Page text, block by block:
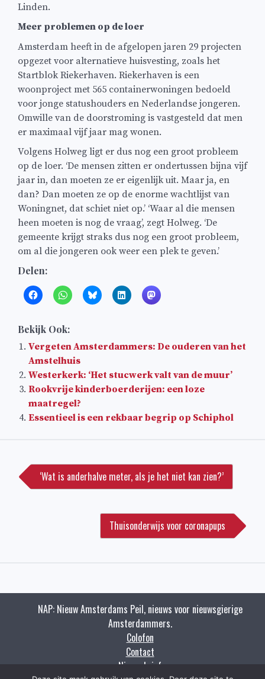
Linden.
Meer problemen op de loer
Amsterdam heeft in de afgelopen jaren 29 projecten
opgezet voor alternatieve huisvesting, zoals het
Startblok Riekerhaven. Riekerhaven is een
woonproject met 565 containerwoningen bedoeld
voor jonge statushouders en Nederlandse jongeren.
Omwille van de doorstroming is vastgesteld dat men
er maximaal vijf jaar mag wonen.
Volgens Holweg ligt er dus nog een groot probleem
op de loer. ‘De mensen zitten er ondertussen bijna vijf
jaar in, dan moeten ze er eigenlijk uit. Maar ja, en
dan? Dan moeten ze op de enorme wachtlijst van
Woningnet, dat schiet niet op.’ ‘Waar al die mensen
heen moeten is nog de vraag’, zegt Holweg. ‘De
gemeente krijgt straks dus nog een groot probleem,
om al die jongeren ook weer een plek te geven.’
Delen:
Bekijk Ook:
Vergeten Amsterdammers: De ouderen van het
Amstelhuis
Westerkerk: ‘Het stucwerk valt van de muur’
Rookvrije kinderboerderijen: een loze
maatregel?
Essentieel is een rekbaar begrip op Schiphol
navigatie
‘Wat is anderhalve meter, als je het niet kan zien?’
Thuisonderwijs voor coronapups
NAP: Nieuw Amsterdams Peil, nieuws voor nieuwsgierige
Amsterdammers.
Colofon
Contact
Nieuwsbrief